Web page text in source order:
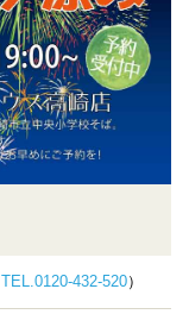
TEL.0120-432-520）